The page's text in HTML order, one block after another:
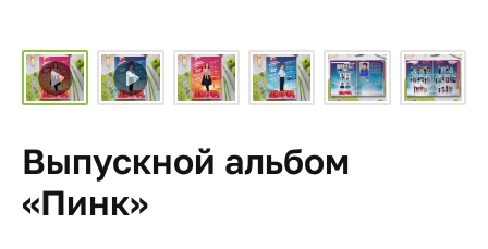
Выпускной альбом
«Пинк»